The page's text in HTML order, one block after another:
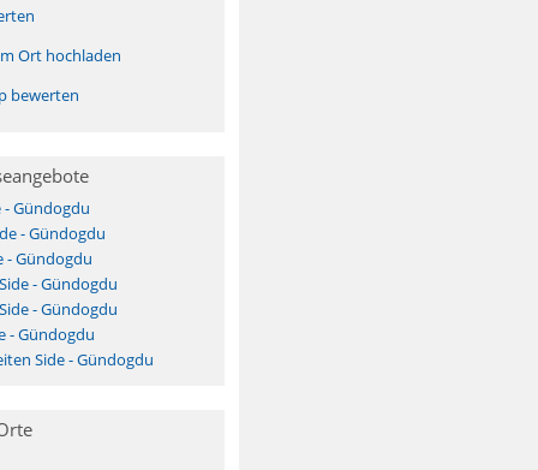
Ort hochladen
bewerten
Gündogdu
- Gündogdu
- Gündogdu
- Gündogdu
- Gündogdu
- Gündogdu
Side - Gündogdu